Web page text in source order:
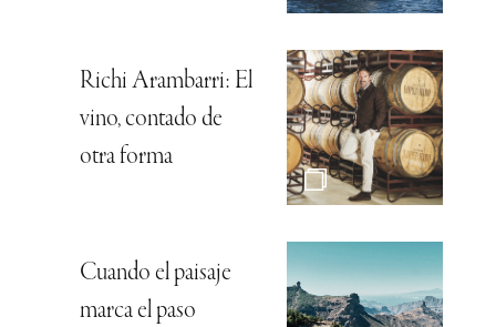
Richi Arambarri: El
vino, contado de
otra forma
Cuando el paisaje
marca el paso